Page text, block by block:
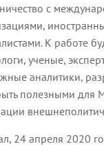
с
К работе
ученые,
аналитики,
полезными для
24 апреля 2020